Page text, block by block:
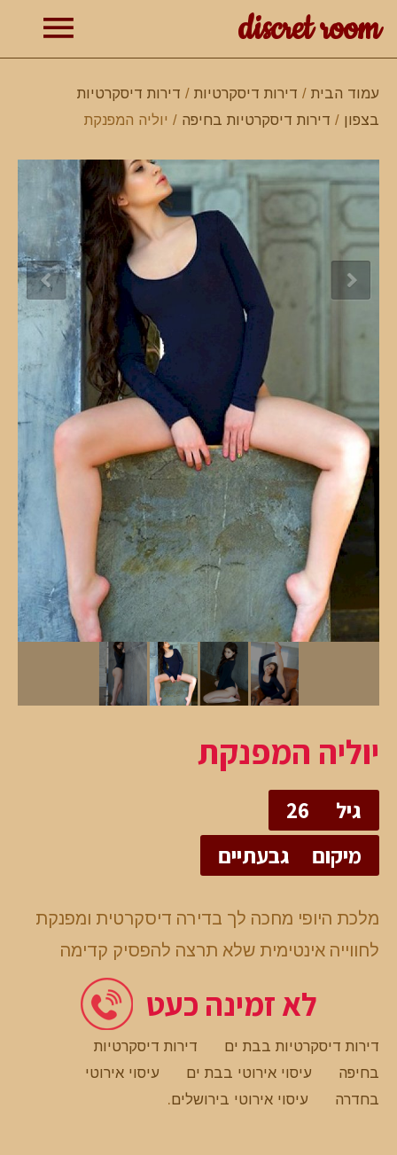
discret room
עמוד הבית / דירות דיסקרטיות / דירות דיסקרטיות
בצפון / דירות דיסקרטיות בחיפה / יוליה המפנקת
יוליה המפנקת
גיל
26
מיקום
גבעתיים
מלכת היופי מחכה לך בדירה דיסקרטית ומפנקת
לחווייה אינטימית שלא תרצה להפסיק קדימה
לא זמינה כעט
דירות דיסקרטיות בבת ים
דירות דיסקרטיות
בחיפה
עיסוי אירוטי בבת ים
עיסוי אירוטי
בחדרה
עיסוי אירוטי בירושלים.